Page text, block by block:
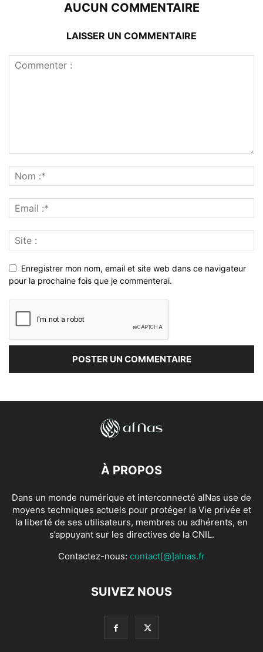
AUCUN COMMENTAIRE
LAISSER UN COMMENTAIRE
Enregistrer mon nom, email et site web dans ce navigateur
pour la prochaine fois que je commenterai.
À PROPOS
Dans un monde numérique et interconnecté alNas use de
moyens techniques actuels pour protéger la Vie privée et
la liberté de ses utilisateurs, membres ou adhérents, en
s’appuyant sur les directives de la CNIL.
Contactez-nous: contact[@]alnas.fr
SUIVEZ NOUS